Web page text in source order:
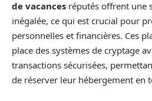
de vacances réputés offrent une
inégalée, ce qui est crucial pour
personnelles et financières. Ces
place des systèmes de cryptage
transactions sécurisées,
de réserver leur hébergement en